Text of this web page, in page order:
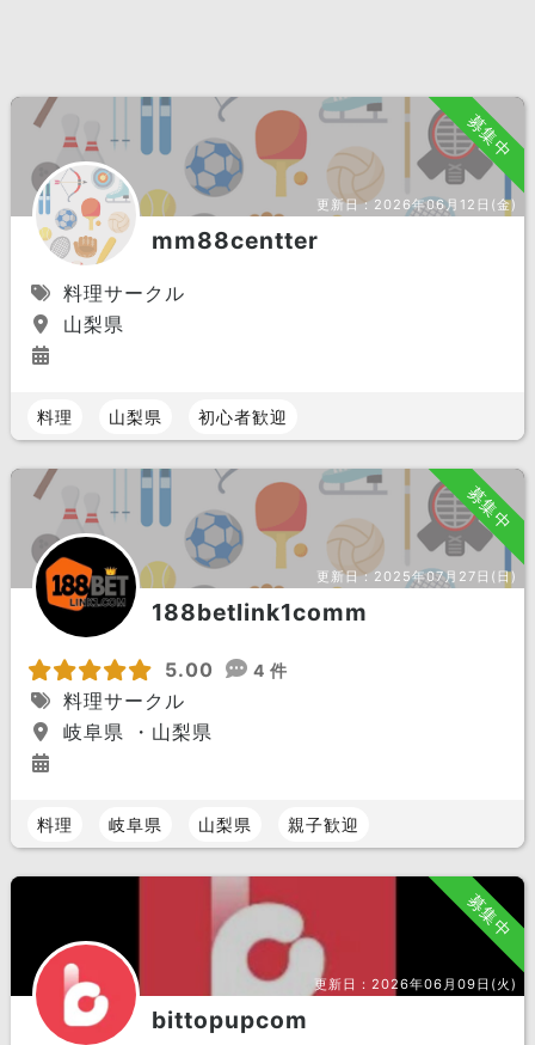
募集中
更新日： 2026年06月12日(金)
mm88centter
料理サークル
山梨県
料理 山梨県 初心者歓迎
募集中
更新日： 2025年07月27日(日)
188betlink1comm
5.00 4 件
料理サークル
岐阜県 ・山梨県
料理 岐阜県 山梨県 親子歓迎
募集中
更新日：2026年06月09日(火)
bittopupcom